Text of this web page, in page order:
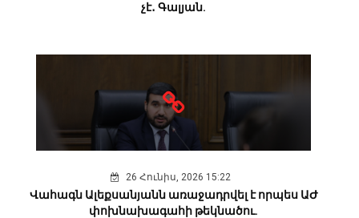
չէ․ Գալյան.
26 Հունիս, 2026 15:22
Վահագն Ալեքսանյանն առաջադրվել է որպես ԱԺ
փոխնախագահի թեկնածու.